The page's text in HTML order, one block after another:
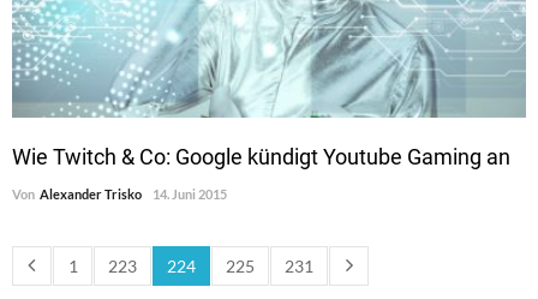
Wie Twitch & Co: Google kündigt Youtube Gaming an
Von Alexander Trisko 14. Juni 2015
1 223 224 225 231